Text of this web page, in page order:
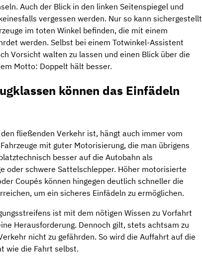
Auch der Blick in den linken Seitenspiegel und
vergessen werden. Nur so kann sichergestellt
im toten Winkel befinden, die mit einem
werden. Selbst bei einem Totwinkel-Assistent
Vorsicht walten zu lassen und einen Blick über die
Motto: Doppelt hält besser.
können das Einfädeln
fließenden Verkehr ist, hängt auch immer vom
mit guter Motorisierung, die man übrigens
besser auf die Autobahn als
oder schwere Sattelschlepper. Höher motorisierte
Coupés können hingegen deutlich schneller die
um ein sicheres Einfädeln zu ermöglichen.
ist mit dem nötigen Wissen zu Vorfahrt
Herausforderung. Dennoch gilt, stets achtsam zu
nicht zu gefährden. So wird die Auffahrt auf die
wie die Fahrt selbst.